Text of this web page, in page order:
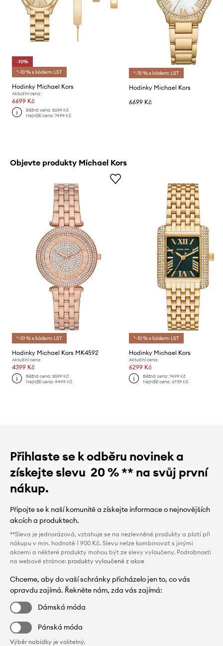
-10%
*-10 % s kódem: LST
Hodinky Michael Kors
Aktuální cena:
6699 Kč
Běžná cena:8699 Kč
Nejnižší cena:7499 Kč
*-15 % s kódem: LST
Hodinky Michael Kors
6699 Kč
Objevte produkty Michael Kors
*-10 % s kódem: LST
Hodinky Michael Kors MK4592
Aktuální cena:
4399 Kč
Běžná cena:8599 Kč
Nejnižší cena:4499 Kč
*-10 % s kódem: LST
Hodinky Michael Kors
Aktuální cena:
6299 Kč
Běžná cena: 7499 Kč
Nejnižší cena: 6739 Kč
Přihlaste se k odběru novinek a
získejte slevu 20 %** na svůj první
nákup.
Připojte se k naší komunitě a získejte informace o nejnovějších
akcích a produktech.
**Sleva je jednorázová, vztahuje se na nezlevněné produkty a platí při
nákupu v min. hodnotě 1 900 Kč. Slevu nelze kombinovat s jinými
akcemi a některé produkty mohou být ze slevy vyloučeny. Podrobnosti
na webové stránce: produkty vyloučené z akce
Chceme, aby do vaší schránky přicházelo jen to, co vás
opravdu zajímá. Řekněte nám, zda vás zajímá:
Dámská móda
Pánská móda
Výběr nabídky je volitelný.